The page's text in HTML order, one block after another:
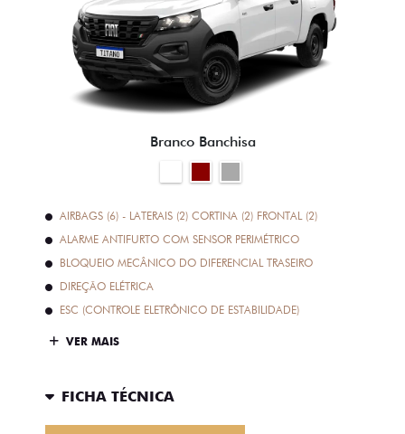
Branco Banchisa
AIRBAGS (6) - LATERAIS (2) CORTINA (2) FRONTAL (2)
ALARME ANTIFURTO COM SENSOR PERIMÉTRICO
BLOQUEIO MECÂNICO DO DIFERENCIAL TRASEIRO
DIREÇÃO ELÉTRICA
ESC (CONTROLE ELETRÔNICO DE ESTABILIDADE)
VER MAIS
FICHA TÉCNICA